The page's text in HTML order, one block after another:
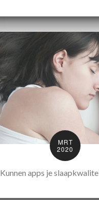
MRT
2020
Kunnen apps je